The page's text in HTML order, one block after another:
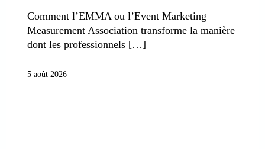
Comment l’EMMA ou l’Event Marketing
Measurement Association transforme la manière
dont les professionnels
5 août 2026